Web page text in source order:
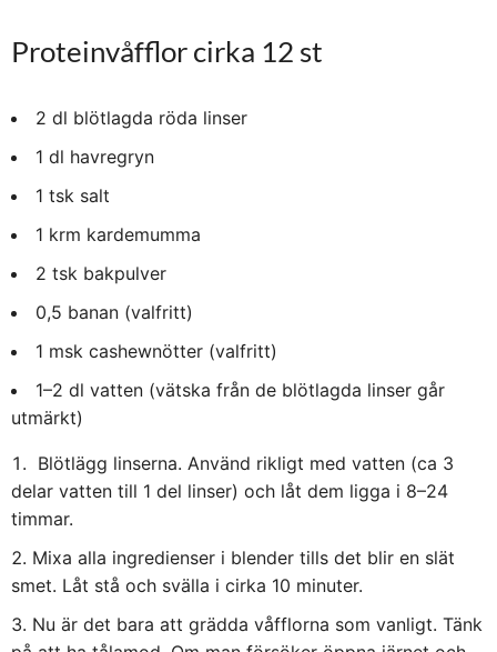
Proteinvåfflor cirka 12 st
2 dl blötlagda röda linser
1 dl havregryn
1 tsk salt
1 krm kardemumma
2 tsk bakpulver
0,5 banan (valfritt)
1 msk cashewnötter (valfritt)
1–2 dl vatten (vätska från de blötlagda linser går
utmärkt)
Blötlägg linserna. Använd rikligt med vatten (ca 3
delar vatten till 1 del linser) och låt dem ligga i 8–24
timmar.
Mixa alla ingredienser i blender tills det blir en slät
smet. Låt stå och svälla i cirka 10 minuter.
Nu är det bara att grädda våfflorna som vanligt. Tänk